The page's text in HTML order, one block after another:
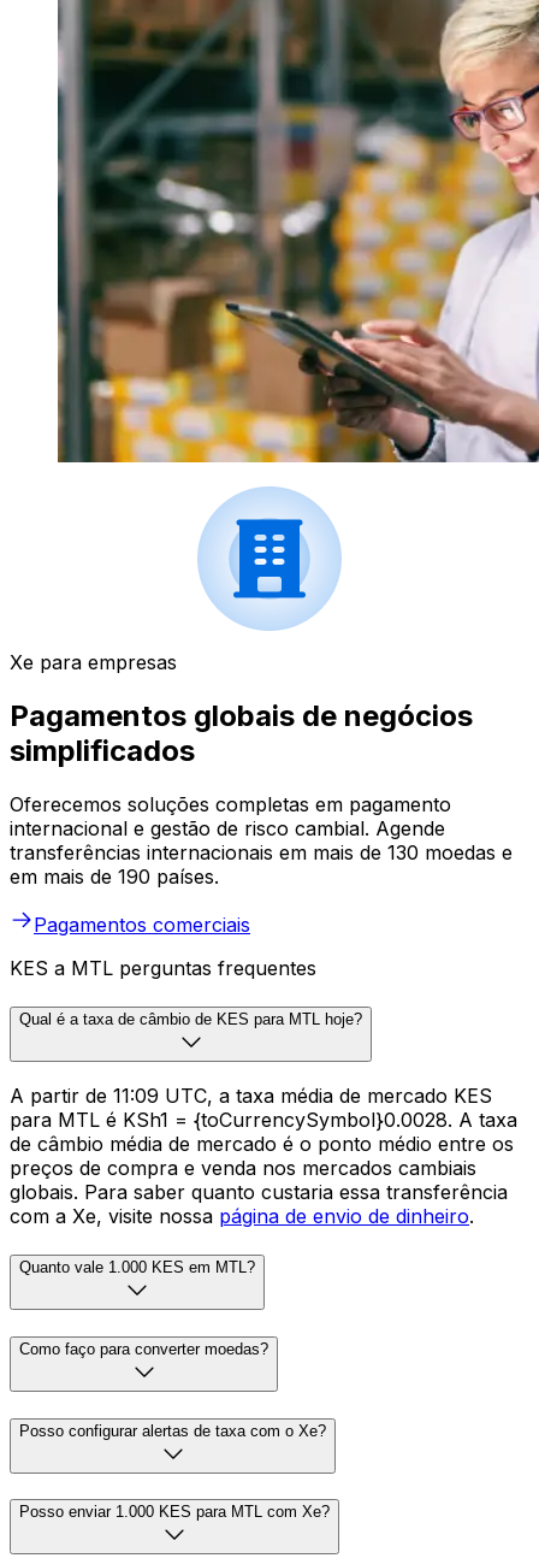
Xe para empresas
Pagamentos globais de negócios
simplificados
Oferecemos soluções completas em pagamento
internacional e gestão de risco cambial. Agende
transferências internacionais em mais de 130 moedas e
em mais de 190 países.
Pagamentos comerciais
KES a MTL perguntas frequentes
Qual é a taxa de câmbio de KES para MTL hoje?
A partir de 11:09 UTC, a taxa média de mercado KES
para MTL é KSh1 = {toCurrencySymbol}0.0028. A taxa
de câmbio média de mercado é o ponto médio entre os
preços de compra e venda nos mercados cambiais
globais. Para saber quanto custaria essa transferência
com a Xe, visite nossa página de envio de dinheiro.
Quanto vale 1.000 KES em MTL?
Como faço para converter moedas?
Posso configurar alertas de taxa com o Xe?
Posso enviar 1.000 KES para MTL com Xe?